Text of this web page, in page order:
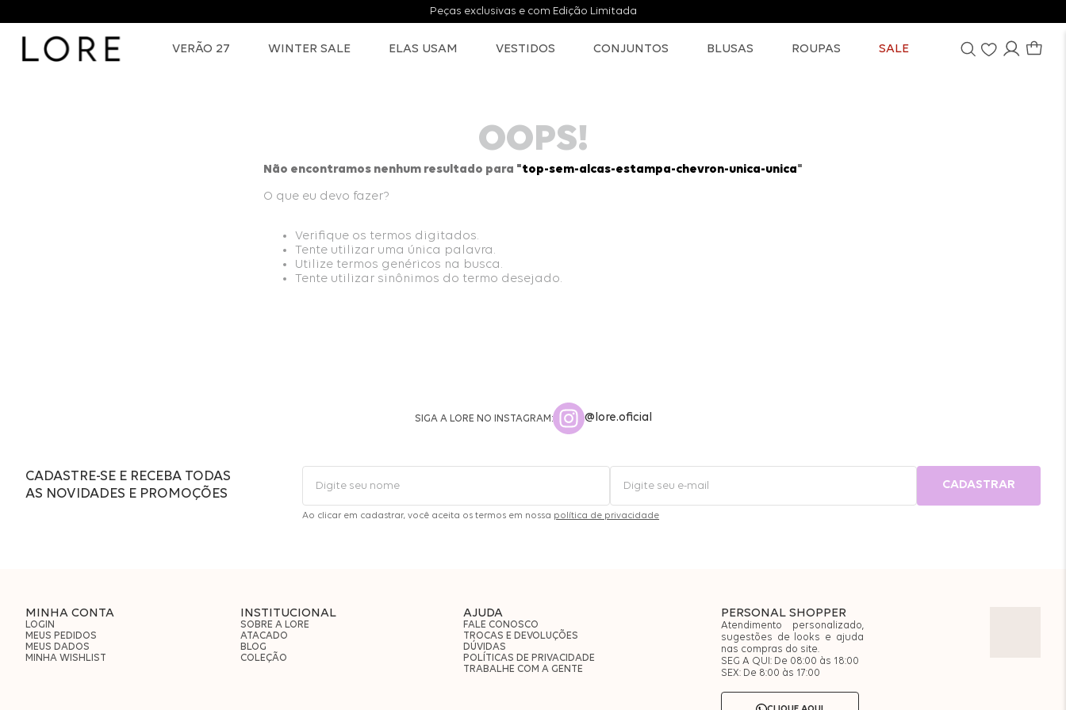
Peças exclusivas e com Edição Limitada
VERÃO 27 WINTER SALE ELAS USAM VESTIDOS CONJUNTOS BLUSAS ROUPAS SALE
OOPS!
Não encontramos nenhum resultado para "top-sem-alcas-estampa-chevron-unica-unica"
O que eu devo fazer?
Verifique os termos digitados.
Tente utilizar uma única palavra.
Utilize termos genéricos na busca.
Tente utilizar sinônimos do termo desejado.
SIGA A LORE NO INSTAGRAM: @lore.oficial
CADASTRE-SE E RECEBA TODAS
AS NOVIDADES E PROMOÇÕES
CADASTRAR
Ao clicar em cadastrar, você aceita os termos em nossa política de privacidade
MINHA CONTA
LOGIN
MEUS PEDIDOS
MEUS DADOS
MINHA WISHLIST
INSTITUCIONAL
SOBRE A LORE
ATACADO
BLOG
COLEÇÃO
AJUDA
FALE CONOSCO
TROCAS E DEVOLUÇÕES
DÚVIDAS
POLÍTICAS DE PRIVACIDADE
TRABALHE COM A GENTE
PERSONAL SHOPPER
Atendimento personalizado,
sugestões de looks e ajuda
nas compras do site.
SEG A QUI: De 08:00 às 18:00
SEX: De 8:00 às 17:00